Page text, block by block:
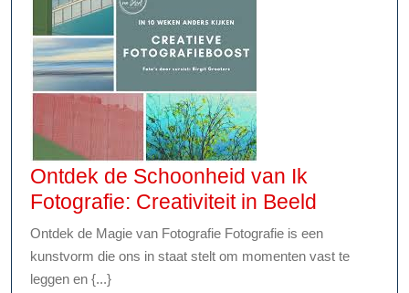
Ontdek de Schoonheid van Ik
Fotografie: Creativiteit in Beeld
de
Ontdek de Magie van Fotografie Fotografie is een
kunstvorm die ons in staat stelt om momenten vast te
leggen en {...}